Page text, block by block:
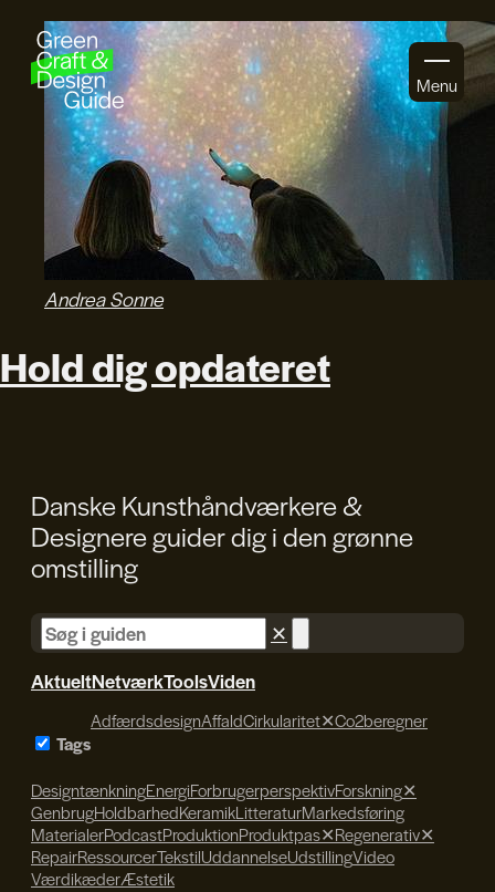
Gå til indhold
Menu
Andrea Sonne
Hold dig opdateret
Danske Kunsthåndværkere &
Designere guider dig i dengrønne
omstilling
✕
AktueltNetværkToolsViden
Tags
AdfærdsdesignAffaldCirkularitet✕Co2beregner
DesigntænkningEnergiForbrugerperspektivForskning✕
GenbrugHoldbarhedKeramikLitteraturMarkedsføring
MaterialerPodcastProduktionProduktpas✕Regenerativ✕
RepairRessourcerTekstilUddannelseUdstillingVideo
VærdikæderÆstetik